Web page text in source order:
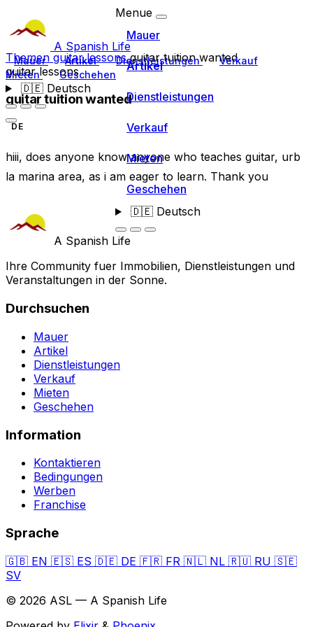
A Spanish Life
Mauer Artikel Dienstleistungen
Verkauf
Mieten
Geschehen
🇩🇪Deutsch
Menue
Mauer
Artikel
Dienstleistungen
Verkauf
Mieten
Geschehen
🇩🇪Deutsch
Themen guitar lessonsguitar tuition wanted
guitar lessons
guitar tuition wanted
DE
hiii, does anyone know anyone who teaches guitar, urb
la marina area, as i am eager to learn. Thank you
A Spanish Life
Ihre Community fuer Immobilien, Dienstleistungen und
Veranstaltungen in der Sonne.
Durchsuchen
Mauer
Artikel
Dienstleistungen
Verkauf
Mieten
Geschehen
Information
Kontaktieren
Bedingungen
Werben
Franchise
Sprache
🇬🇧 EN 🇪🇸 ES 🇩🇪 DE 🇫🇷 FR 🇳🇱 NL 🇷🇺 RU 🇸🇪
SV
© 2026 ASL — A Spanish Life